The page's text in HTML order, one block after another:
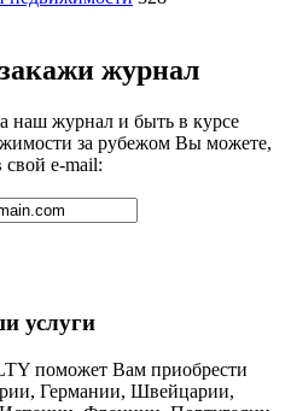
журнал
наш журнал и быть в курсе
за рубежом Вы можете,
свой e-mail:
услуги
поможет Вам приобрести
Германии, Швейцарии,